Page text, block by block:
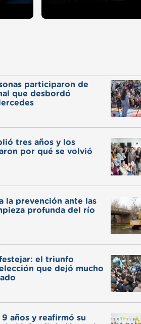
participaron de
que desbordó
tres años y los
por qué se volvió
la prevención ante las
profunda del río
el triunfo
que dejó mucho
años y reafirmó su